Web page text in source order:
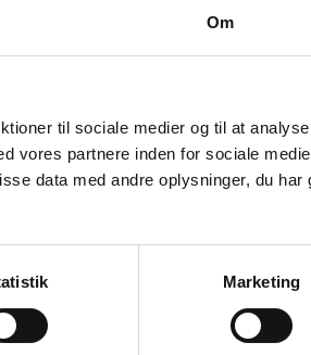
Om
til sociale medier og til at
vores partnere inden for sociale
data med andre oplysninger, du har
Marketing
åben, og der er deadline for
et webinar, hvor vi
for at søge tilskud til